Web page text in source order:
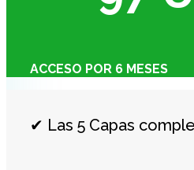
ACCESO POR 6 MESES
✔ Las 5 Capas